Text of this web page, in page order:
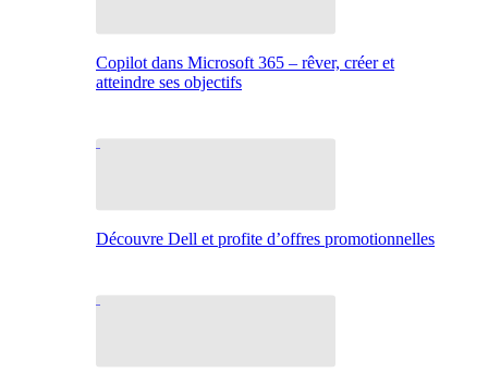
Copilot dans Microsoft 365 – rêver, créer et
atteindre ses objectifs
Découvre Dell et profite d’offres promotionnelles